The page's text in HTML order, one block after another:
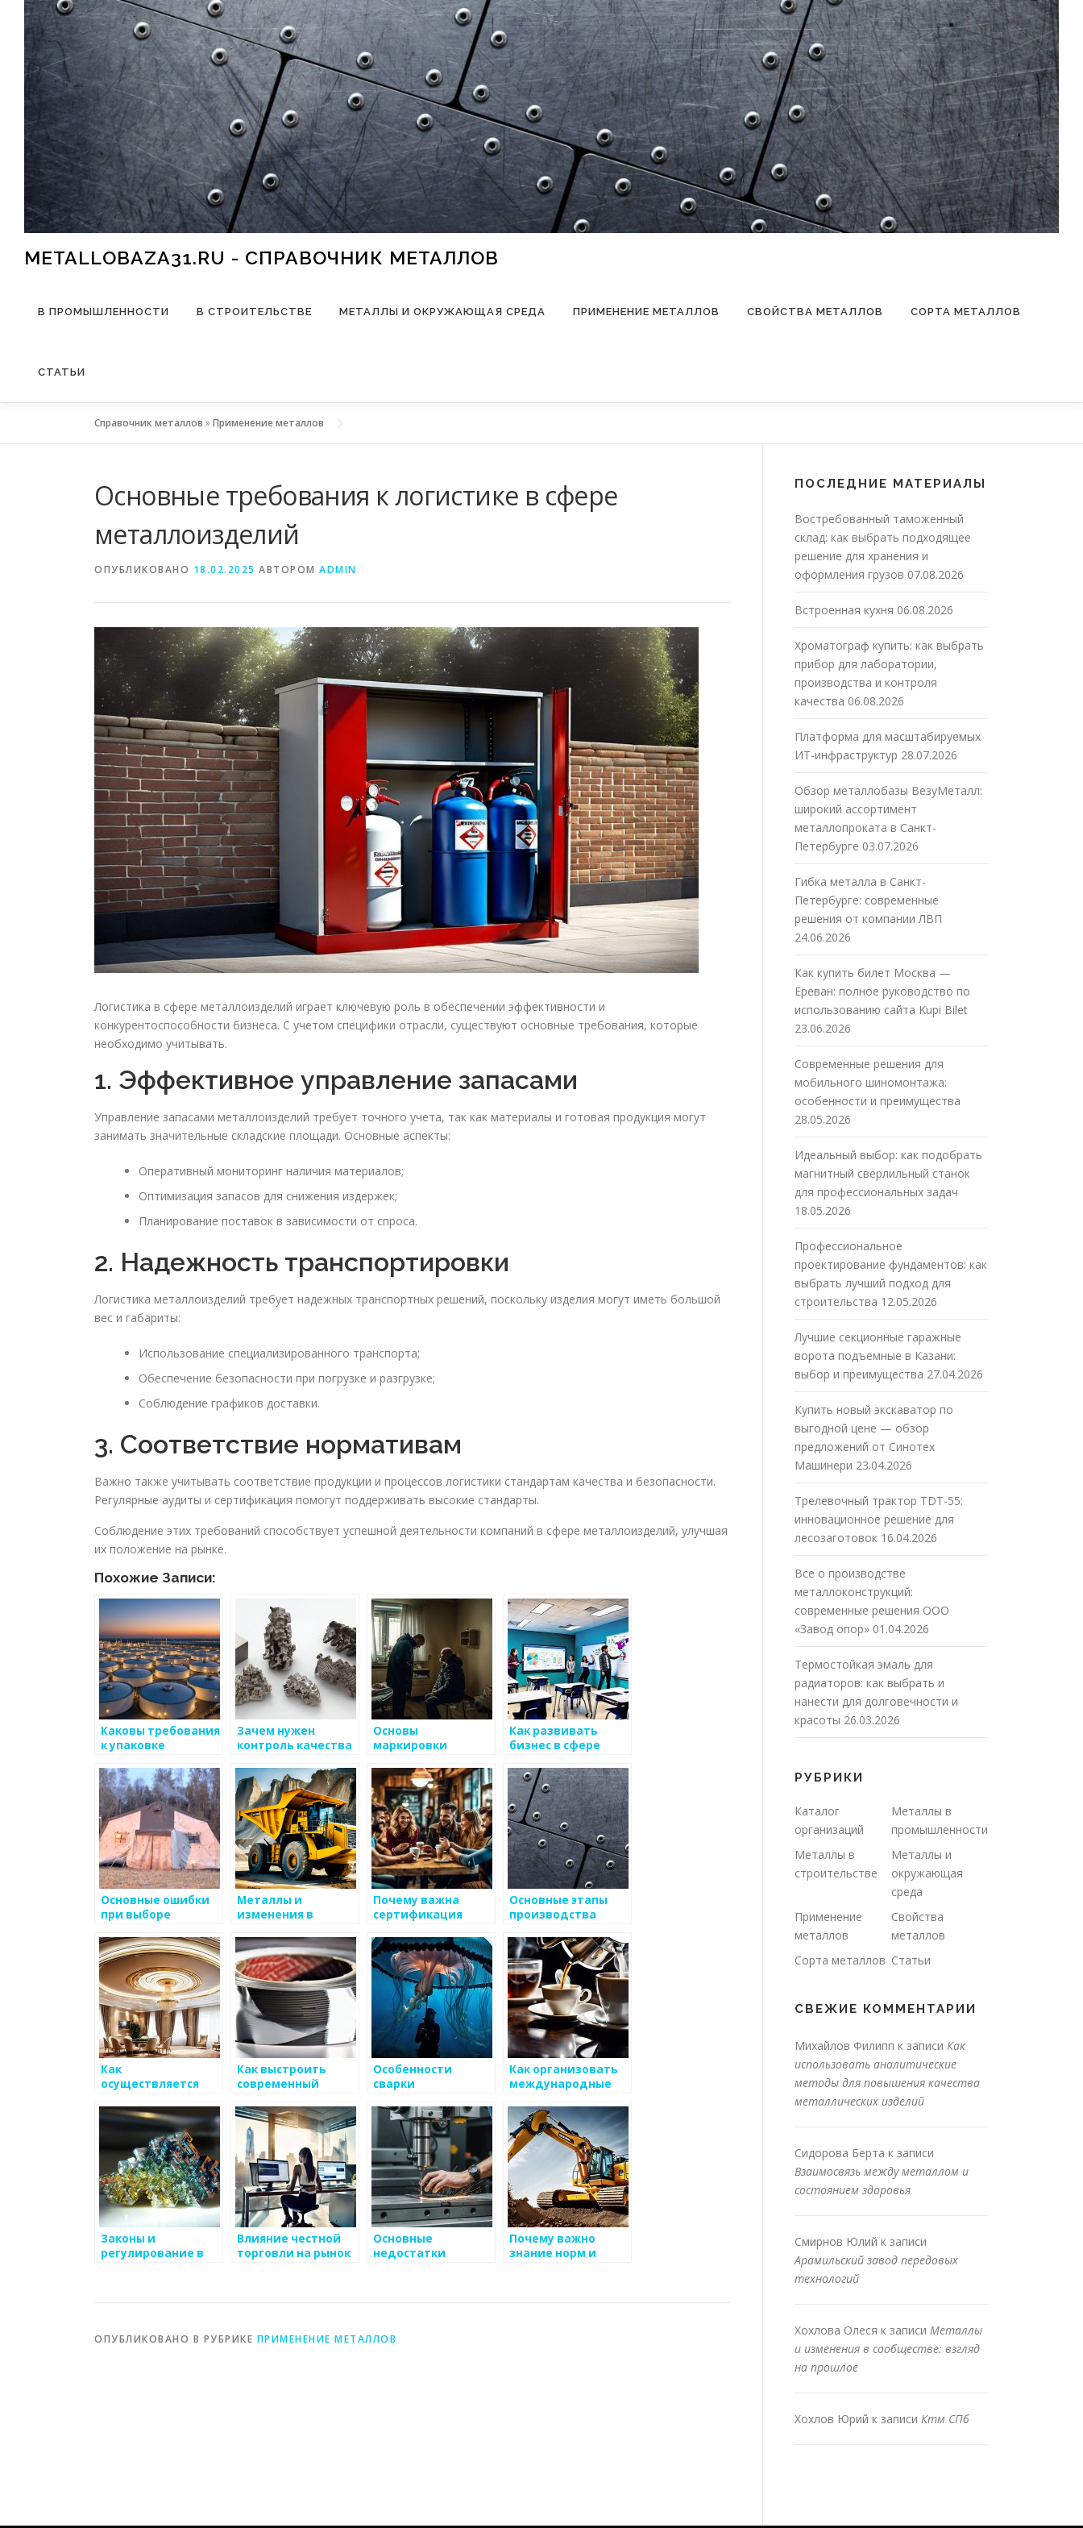
Перейти к содержимому
METALLOBAZA31.RU - СПРАВОЧНИК МЕТАЛЛОВ
В ПРОМЫШЛЕННОСТИ В СТРОИТЕЛЬСТВЕ МЕТАЛЛЫ И ОКРУЖАЮЩАЯ СРЕДА ПРИМЕНЕНИЕ МЕТАЛЛОВ СВОЙСТВА МЕТАЛЛОВ СОРТА МЕТАЛЛОВ
СТАТЬИ
Справочник металлов »Применение металлов
Основные требования к логистике в сфере
металлоизделий
ОПУБЛИКОВАНО 18.02.2025 АВТОРОМ ADMIN
Логистика в сфере металлоизделий играет ключевую роль в обеспечении эффективности и
конкурентоспособности бизнеса. С учетом специфики отрасли, существуют основные требования, которые
необходимо учитывать.
1. Эффективное управление запасами
Управление запасами металлоизделий требует точного учета, так как материалы и готовая продукция могут
занимать значительные складские площади. Основные аспекты:
Оперативный мониторинг наличия материалов;
Оптимизация запасов для снижения издержек;
Планирование поставок в зависимости от спроса.
2. Надежность транспортировки
Логистика металлоизделий требует надежных транспортных решений, поскольку изделия могут иметь большой
вес и габариты:
Использование специализированного транспорта;
Обеспечение безопасности при погрузке и разгрузке;
Соблюдение графиков доставки.
3. Соответствие нормативам
Важно также учитывать соответствие продукции и процессов логистики стандартам качества и безопасности.
Регулярные аудиты и сертификация помогут поддерживать высокие стандарты.
Соблюдение этих требований способствует успешной деятельности компаний в сфере металлоизделий, улучшая
их положение на рынке.
Похожие Записи:
Каковы требования
к упаковке
Зачем нужен
контроль качества
металлоизделий?
Основы
маркировки
металлоизделий
Как развивать
бизнес в сфере
Основные ошибки
при выборе
Металлы и
изменения в
логистике
Почему важна
сертификация
Основные этапы
производства
Как
осуществляется
металлоизделий
Как выстроить
современный
metals
Особенности
сварки
Как организовать
международные
металлоизделий
Законы и
регулирование в
Влияние честной
торговли на рынок
Основные
недостатки
Почему важно
знание норм и
ОПУБЛИКОВАНО В РУБРИКЕ ПРИМЕНЕНИЕ МЕТАЛЛОВ
ПОСЛЕДНИЕ МАТЕРИАЛЫ
Востребованный таможенный
склад: как выбрать подходящее
решение для хранения и
оформления грузов 07.08.2026
Встроенная кухня 06.08.2026
Хроматограф купить: как выбрать
прибор для лаборатории,
производства и контроля
качества 06.08.2026
Платформа для масштабируемых
ИТ-инфраструктур 28.07.2026
Обзор металлобазы ВезуМеталл:
широкий ассортимент
металлопроката в Санкт-
Петербурге 03.07.2026
Гибка металла в Санкт-
Петербурге: современные
решения от компании ЛВП
24.06.2026
Как купить билет Москва —
Ереван: полное руководство по
использованию сайта Kupi Bilet
23.06.2026
Современные решения для
мобильного шиномонтажа:
особенности и преимущества
28.05.2026
Идеальный выбор: как подобрать
магнитный сверлильный станок
для профессиональных задач
18.05.2026
Профессиональное
проектирование фундаментов: как
выбрать лучший подход для
строительства 12.05.2026
Лучшие секционные гаражные
ворота подъемные в Казани:
выбор и преимущества 27.04.2026
Купить новый экскаватор по
выгодной цене — обзор
предложений от Синотех
Машинери 23.04.2026
Трелевочный трактор TDT-55:
инновационное решение для
лесозаготовок 16.04.2026
Все о производстве
металлоконструкций:
современные решения ООО
«Завод опор» 01.04.2026
Термостойкая эмаль для
радиаторов: как выбрать и
нанести для долговечности и
красоты 26.03.2026
РУБРИКИ
Каталог
организаций
Металлы в
промышленности
Металлы в
строительстве
Металлы и
окружающая
среда
Применение
металлов
Свойства
металлов
Сорта металлов Статьи
СВЕЖИЕ КОММЕНТАРИИ
Михайлов Филипп к записи Как
использовать аналитические
методы для повышения качества
металлических изделий
Сидорова Берта к записи
Взаимосвязь между металлом и
состоянием здоровья
Смирнов Юлий к записи
Арамильский завод передовых
технологий
Хохлова Олеся к записи Металлы
и изменения в сообществе: взгляд
на прошлое
Хохлов Юрий к записи Ктм СПб